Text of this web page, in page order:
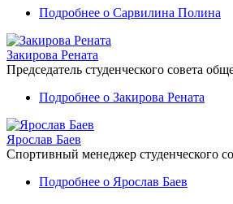
Подробнее о Сарвилина Полина
Закирова Рената
Председатель студенческого совета
Подробнее о Закирова Рената
Ярослав Баев
Спортивный менеджер студенческого
Подробнее о Ярослав Баев